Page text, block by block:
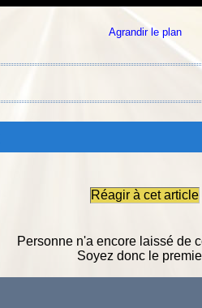
Agrandir le plan
Réagir à cet article
Personne n'a encore laissé de
Soyez donc le